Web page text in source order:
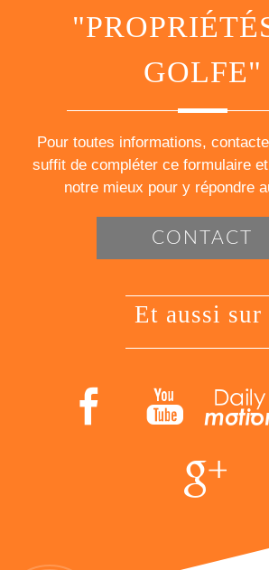
GOLFE"
Pour toutes informations,
suffit de compléter ce formulaire
notre mieux pour y répondre
CONTACT
et aussi sur